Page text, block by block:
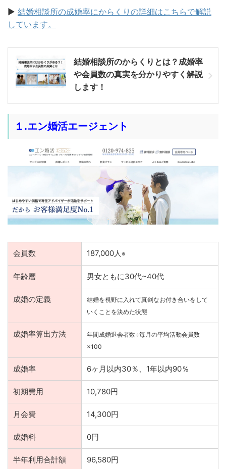
▶︎ 結婚相談所の成婚率にからくりの詳細はこちらで解説
しています。
結婚相談所のからくりとは？成婚率
や会員数の真実を分かりやすく解説
します！
１.エン婚活エージェント
会員数 187,000人※
年齢層 男女ともに30代~40代
成婚の定義
結婚を視野に入れて真剣なお付き合いをして
いくことを決めた状態
成婚率算出方法
年間成婚退会者数÷毎月の平均活動会員数
×100
成婚率 6ヶ月以内30％、1年以内90％
初期費用 10,780円
月会費 14,300円
成婚料 0円
半年利用合計額 96,580円